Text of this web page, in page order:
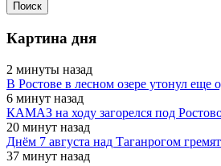
Картина дня
2 минуты назад
В Ростове в лесном озере утонул еще
6 минут назад
КАМАЗ на ходу загорелся под
20 минут назад
Днём 7 августа над Таганрогом
37 минут назад